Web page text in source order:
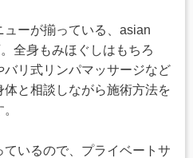
ーが揃っている、asian
全身もみほぐしはもちろ
リ式リンパマッサージなど
と相談しながら施術方法を
いるので、プライベートサ